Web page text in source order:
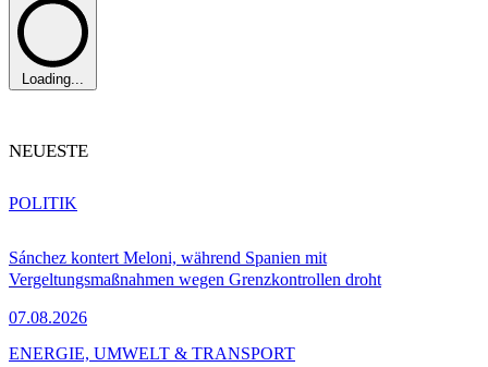
Loading...
NEUESTE
Sánchez kontert Meloni, während Spanien mit
Vergeltungsmaßnahmen wegen Grenzkontrollen droht
07.08.2026
POLITIK
ENERGIE, UMWELT & TRANSPORT